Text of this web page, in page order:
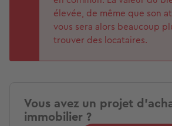
élevée, de même que son
vous sera alors beaucoup
trouver des locataires.
Vous avez un projet
immobilier ?